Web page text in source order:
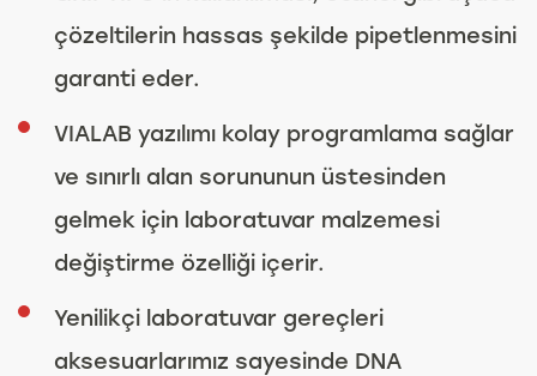
çözeltilerin hassas şekilde pipetlenmesini
garanti eder.
VIALAB yazılımı kolay programlama sağlar
ve sınırlı alan sorununun üstesinden
gelmek için laboratuvar malzemesi
değiştirme özelliği içerir.
Yenilikçi laboratuvar gereçleri
aksesuarlarımız sayesinde DNA